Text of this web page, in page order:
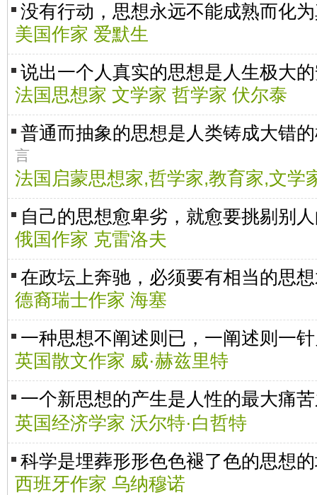
没有行动，思想永远不能成熟而化
美国作家 爱默生
说出一个人真实的思想是人生极大
法国思想家 文学家 哲学家 伏尔泰
普通而抽象的思想是人类铸成大错
言
法国启蒙思想家,哲学家,教育家,文学
自己的思想愈卑劣，就愈要挑剔别
俄国作家 克雷洛夫
在政坛上奔驰，必须要有相当的思
德裔瑞士作家 海塞
一种思想不阐述则已，一阐述则一
英国散文作家 威·赫兹里特
一个新思想的产生是人性的最大痛
英国经济学家 沃尔特·白哲特
科学是埋葬形形色色褪了色的思想
西班牙作家 乌纳穆诺